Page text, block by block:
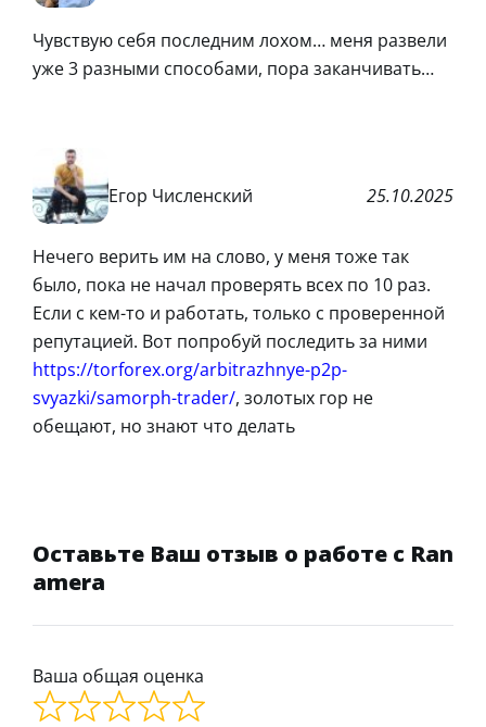
Чувствую себя последним лохом… меня развели
уже 3 разными способами, пора заканчивать…
Егор Численский 25.10.2025
Нечего верить им на слово, у меня тоже так
было, пока не начал проверять всех по 10 раз.
Если с кем-то и работать, только с проверенной
репутацией. Вот попробуй последить за ними
https://torforex.org/arbitrazhnye-p2p-
svyazki/samorph-trader/, золотых гор не
обещают, но знают что делать
Оставьте Ваш отзыв о работе с Ran
amera
Ваша общая оценка